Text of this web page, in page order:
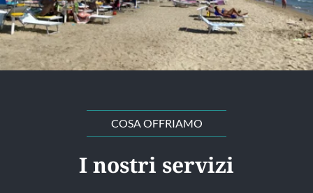
COSA OFFRIAMO
I nostri servizi